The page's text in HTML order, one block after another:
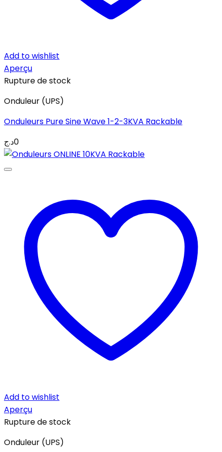
Add to wishlist
Aperçu
Rupture de stock
Onduleur (UPS)
Onduleurs Pure Sine Wave 1-2-3KVA Rackable
0د.ج
Add to wishlist
Aperçu
Rupture de stock
Onduleur (UPS)